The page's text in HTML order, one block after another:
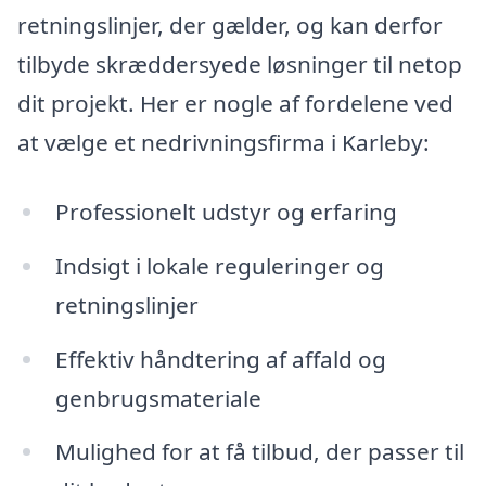
retningslinjer, der gælder, og kan derfor
tilbyde skræddersyede løsninger til netop
dit projekt. Her er nogle af fordelene ved
at vælge et nedrivningsfirma i Karleby:
Professionelt udstyr og erfaring
Indsigt i lokale reguleringer og
retningslinjer
Effektiv håndtering af affald og
genbrugsmateriale
Mulighed for at få tilbud, der passer til